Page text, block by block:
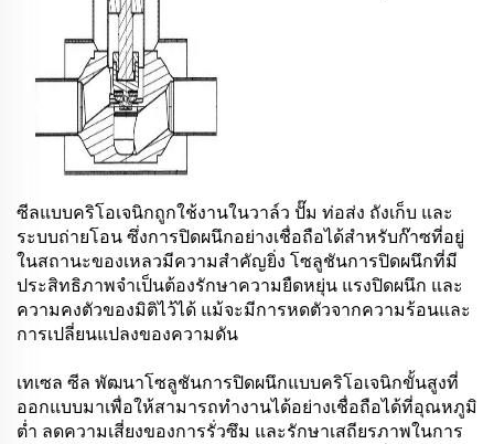
ซีลแบบคริโอเจนิกถูกใช้งานในวาล์ว ปั๊ม ท่อส่ง ถังเก็บ และ
ระบบถ่ายโอน ซึ่งการปิดผนึกอย่างเชื่อถือได้สำหรับก๊าซที่อยู่
ในสถานะของเหลวมีความสำคัญยิ่ง โซลูชันการปิดผนึกที่มี
ประสิทธิภาพจำเป็นต้องรักษาความยืดหยุ่น แรงปิดผนึก และ
ความคงตัวของมิติไว้ได้ แม้จะมีการหดตัวจากความร้อนและ
การเปลี่ยนแปลงของความดัน
เทเซล ซีล พัฒนาโซลูชันการปิดผนึกแบบคริโอเจนิกขั้นสูงที่
ออกแบบมาเพื่อให้สามารถทำงานได้อย่างเชื่อถือได้ที่อุณหภูมิ
ต่ำ ลดความเสี่ยงของการรั่วซึม และรักษาเสถียรภาพในการ